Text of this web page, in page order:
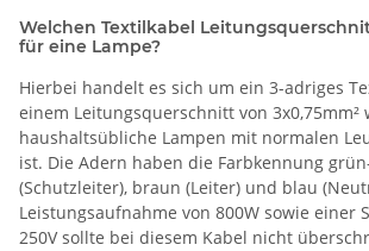
Welchen Textilkabel
für eine Lampe?
Hierbei handelt es sich um ein 3-adriges
einem Leitungsquerschnitt von 3x0,75mm²
haushaltsübliche Lampen mit normalen
ist. Die Adern haben die Farbkennung
(Schutzleiter), braun (Leiter) und blau
Leistungsaufnahme von 800W sowie einer
250V sollte bei diesem Kabel nicht